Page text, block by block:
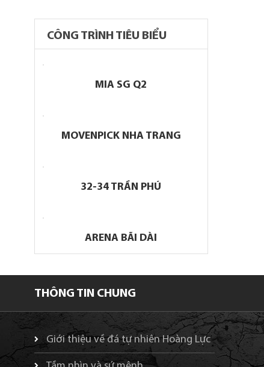
CÔNG TRÌNH TIÊU BIỂU
MIA SG Q2
MOVENPICK NHA TRANG
32-34 TRẦN PHÚ
ARENA BÃI DÀI
THÔNG TIN CHUNG
Giới thiệu về đá tự nhiên Hoàng Lực